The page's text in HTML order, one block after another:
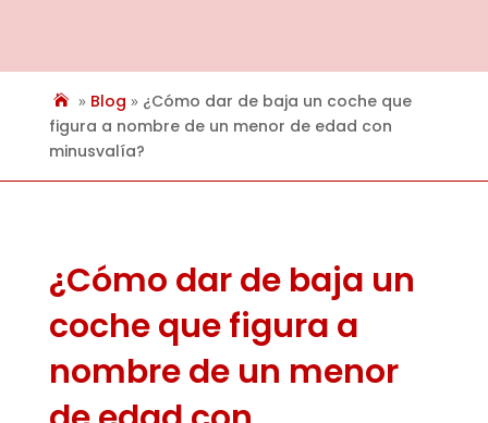
» Blog » ¿Cómo dar de baja un coche que
figura a nombre de un menor de edad con
minusvalía?
¿Cómo dar de baja un
coche que figura a
nombre de un menor